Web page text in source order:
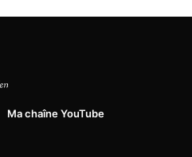
Ma chaîne YouTube